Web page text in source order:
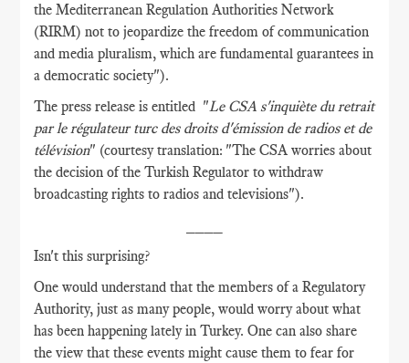
the Mediterranean Regulation Authorities Network
(RIRM) not to jeopardize the freedom of communication
and media pluralism, which are fundamental guarantees in
a democratic society").
The press release is entitled "Le CSA s'inquiète du retrait
par le régulateur turc des droits d'émission de radios et de
télévision" (courtesy translation: "The CSA worries about
the decision of the Turkish Regulator to withdraw
broadcasting rights to radios and televisions").
Isn't this surprising?
One would understand that the members of a Regulatory
Authority, just as many people, would worry about what
has been happening lately in Turkey. One can also share
the view that these events might cause them to fear for